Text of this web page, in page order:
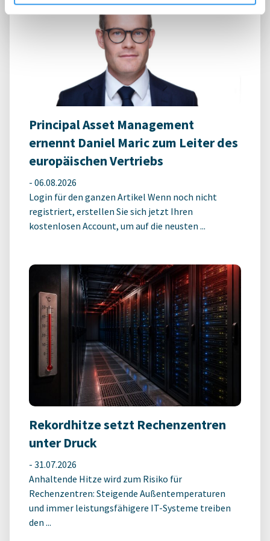
Principal Asset Management
ernennt Daniel Maric zum Leiter des
europäischen Vertriebs
- 06.08.2026
Login für den ganzen Artikel Wenn noch nicht
registriert, erstellen Sie sich jetzt Ihren
kostenlosen Account, um auf die neusten ...
Rekordhitze setzt Rechenzentren
unter Druck
- 31.07.2026
Anhaltende Hitze wird zum Risiko für
Rechenzentren: Steigende Außentemperaturen
und immer leistungsfähigere IT-Systeme treiben
den ...